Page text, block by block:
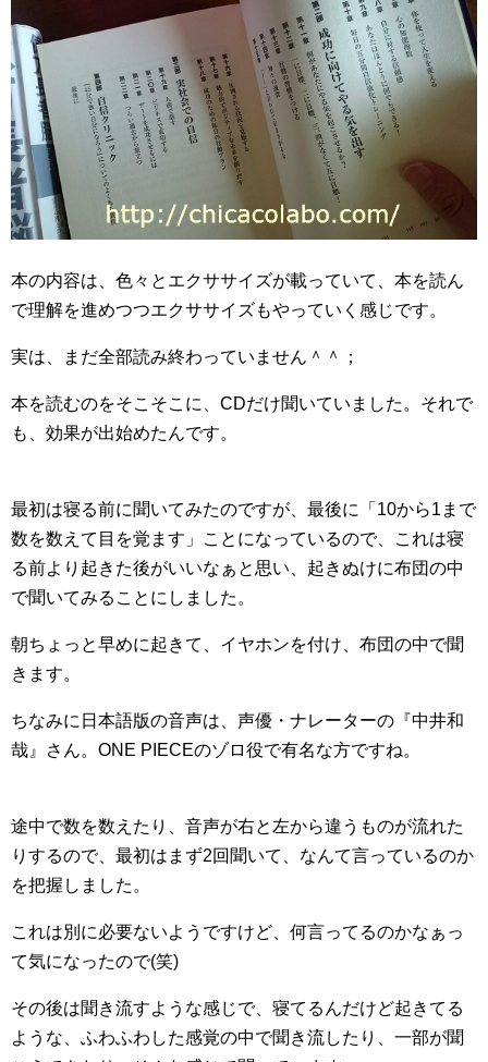
本の内容は、色々とエクササイズが載っていて、本を読ん
で理解を進めつつエクササイズもやっていく感じです。
実は、まだ全部読み終わっていません＾＾；
本を読むのをそこそこに、CDだけ聞いていました。それで
も、効果が出始めたんです。
最初は寝る前に聞いてみたのですが、最後に「10から1まで
数を数えて目を覚ます」ことになっているので、これは寝
る前より起きた後がいいなぁと思い、起きぬけに布団の中
で聞いてみることにしました。
朝ちょっと早めに起きて、イヤホンを付け、布団の中で聞
きます。
ちなみに日本語版の音声は、声優・ナレーターの『中井和
哉』さん。ONE PIECEのゾロ役で有名な方ですね。
途中で数を数えたり、音声が右と左から違うものが流れた
りするので、最初はまず2回聞いて、なんて言っているのか
を把握しました。
これは別に必要ないようですけど、何言ってるのかなぁっ
て気になったので(笑)
その後は聞き流すような感じで、寝てるんだけど起きてる
ような、ふわふわした感覚の中で聞き流したり、一部が聞